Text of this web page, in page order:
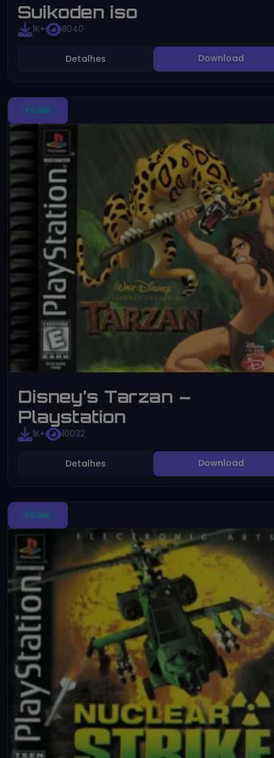
Suikoden iso
1K+ 8040
Detalhes Download
PSONE
Disney’s Tarzan –
Playstation
1K+ 10032
Detalhes Download
PSONE